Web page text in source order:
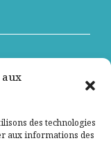
aux
des technologies
aux informations des